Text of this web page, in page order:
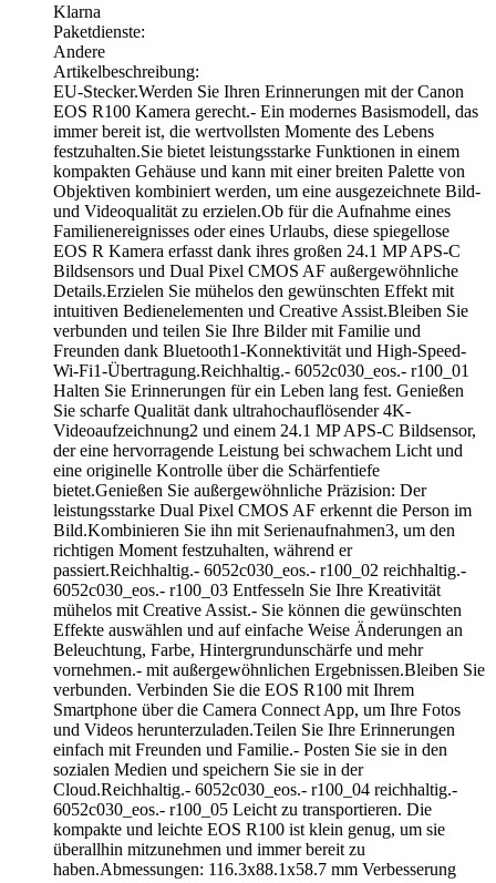
Klarna
Paketdienste:
Andere
Artikelbeschreibung:
EU-Stecker.Werden Sie Ihren Erinnerungen mit der Canon
EOS R100 Kamera gerecht.- Ein modernes Basismodell, das
immer bereit ist, die wertvollsten Momente des Lebens
festzuhalten.Sie bietet leistungsstarke Funktionen in einem
kompakten Gehäuse und kann mit einer breiten Palette von
Objektiven kombiniert werden, um eine ausgezeichnete Bild-
und Videoqualität zu erzielen.Ob für die Aufnahme eines
Familienereignisses oder eines Urlaubs, diese spiegellose
EOS R Kamera erfasst dank ihres großen 24.1 MP APS-C
Bildsensors und Dual Pixel CMOS AF außergewöhnliche
Details.Erzielen Sie mühelos den gewünschten Effekt mit
intuitiven Bedienelementen und Creative Assist.Bleiben Sie
verbunden und teilen Sie Ihre Bilder mit Familie und
Freunden dank Bluetooth1-Konnektivität und High-Speed-
Wi-Fi1-Übertragung.Reichhaltig.- 6052c030_eos.- r100_01
Halten Sie Erinnerungen für ein Leben lang fest. Genießen
Sie scharfe Qualität dank ultrahochauflösender 4K-
Videoaufzeichnung2 und einem 24.1 MP APS-C Bildsensor,
der eine hervorragende Leistung bei schwachem Licht und
eine originelle Kontrolle über die Schärfentiefe
bietet.Genießen Sie außergewöhnliche Präzision: Der
leistungsstarke Dual Pixel CMOS AF erkennt die Person im
Bild.Kombinieren Sie ihn mit Serienaufnahmen3, um den
richtigen Moment festzuhalten, während er
passiert.Reichhaltig.- 6052c030_eos.- r100_02 reichhaltig.-
6052c030_eos.- r100_03 Entfesseln Sie Ihre Kreativität
mühelos mit Creative Assist.- Sie können die gewünschten
Effekte auswählen und auf einfache Weise Änderungen an
Beleuchtung, Farbe, Hintergrundunschärfe und mehr
vornehmen.- mit außergewöhnlichen Ergebnissen.Bleiben Sie
verbunden. Verbinden Sie die EOS R100 mit Ihrem
Smartphone über die Camera Connect App, um Ihre Fotos
und Videos herunterzuladen.Teilen Sie Ihre Erinnerungen
einfach mit Freunden und Familie.- Posten Sie sie in den
sozialen Medien und speichern Sie sie in der
Cloud.Reichhaltig.- 6052c030_eos.- r100_04 reichhaltig.-
6052c030_eos.- r100_05 Leicht zu transportieren. Die
kompakte und leichte EOS R100 ist klein genug, um sie
überallhin mitzunehmen und immer bereit zu
haben.Abmessungen: 116.3x88.1x58.7 mm Verbesserung